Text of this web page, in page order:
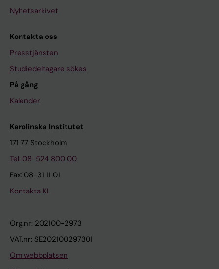
Nyhetsarkivet
Kontakta oss
Presstjänsten
Studiedeltagare sökes
På gång
Kalender
Karolinska Institutet
171 77 Stockholm
Tel: 08-524 800 00
Fax: 08-31 11 01
Kontakta KI
Org.nr: 202100-2973
VAT.nr: SE202100297301
Om webbplatsen